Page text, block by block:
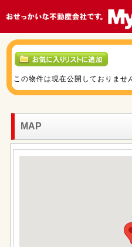
この物件は現在公開しておりませ
MAP